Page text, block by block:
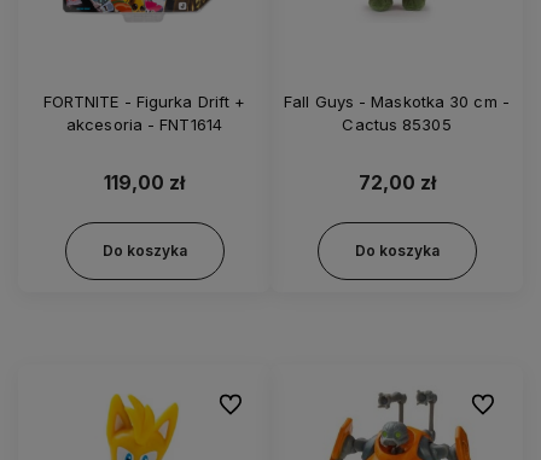
FORTNITE - Figurka Drift +
akcesoria - FNT1614
119,00 zł
Do koszyka
Fall Guys - Maskotka 30 cm -
Cactus 85305
72,00 zł
Do koszyka
Do ulubionych Do